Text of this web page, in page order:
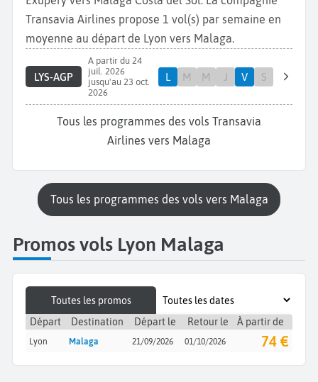
Transavia Airlines propose 1 vol(s) par semaine en
moyenne au départ de Lyon vers Malaga.
LYS-AGP
A partir du 24
juil. 2026
jusqu'au 23 oct.
2026
L M M J V S
Tous les programmes des vols Transavia
Airlines vers Malaga
Tous les programmes des vols vers Malaga
Promos vols Lyon Malaga
Toutes les promos
Départ
Destination Départ le Retour le À partir de
Lyon Malaga 21/09/2026 01/10/2026 74 €